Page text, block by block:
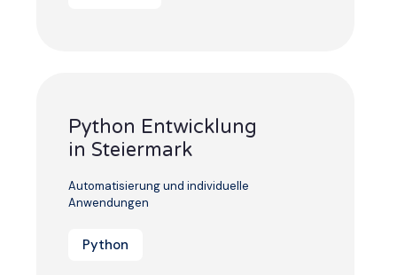
Python Entwicklung
in Steiermark
Automatisierung und individuelle
Anwendungen
Python